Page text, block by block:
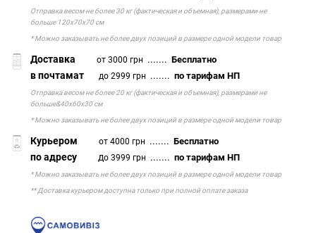
Отправка весом не более 30 кг (фактическая и объемная), размерами не
больше 120х70х70 см
* Можно заказывать не более двух позиций в размере одной модели товар
Доставка от 3000 грн .......Бесплатно
в почтамат до 2999 грн .......по тарифам НП
Отправка весом не более 20 кг (фактическая и объемная), размерами не
больше&40х60х30 см
* Можно заказывать не более двух позиций в размере одной модели товар
Курьером от 4000 грн .......Бесплатно
по адресу до 3999 грн .......по тарифам НП
* Можно заказывать не более двух позиций в размере одной модели товар
** Доставка курьером доступна только при полной оплате заказа